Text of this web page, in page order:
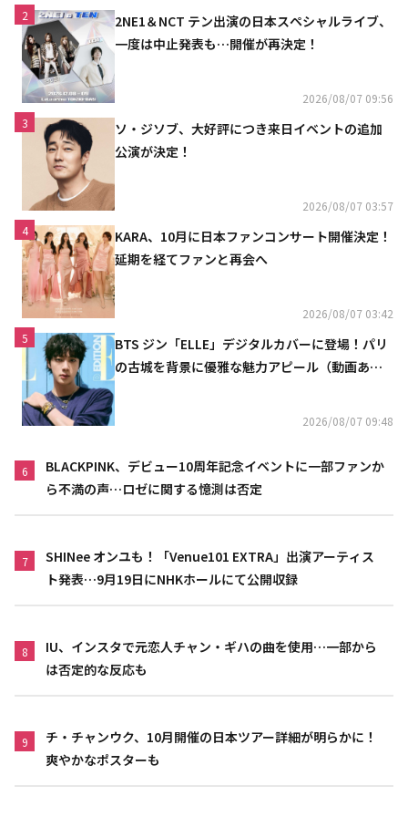
2
2NE1＆NCT テン出演の日本スペシャルライブ、
一度は中止発表も…開催が再決定！
2026/08/07 09:56
3
ソ・ジソブ、大好評につき来日イベントの追加
公演が決定！
2026/08/07 03:57
4
KARA、10月に日本ファンコンサート開催決定！
延期を経てファンと再会へ
2026/08/07 03:42
5
BTS ジン「ELLE」デジタルカバーに登場！パリ
の古城を背景に優雅な魅力アピール（動画あ
2026/08/07 09:48
6
BLACKPINK、デビュー10周年記念イベントに一部ファンか
ら不満の声…ロゼに関する憶測は否定
7
SHINee オンユも！「Venue101 EXTRA」出演アーティス
ト発表…9月19日にNHKホールにて公開収録
8
IU、インスタで元恋人チャン・ギハの曲を使用…一部から
は否定的な反応も
9
チ・チャンウク、10月開催の日本ツアー詳細が明らかに！
爽やかなポスターも